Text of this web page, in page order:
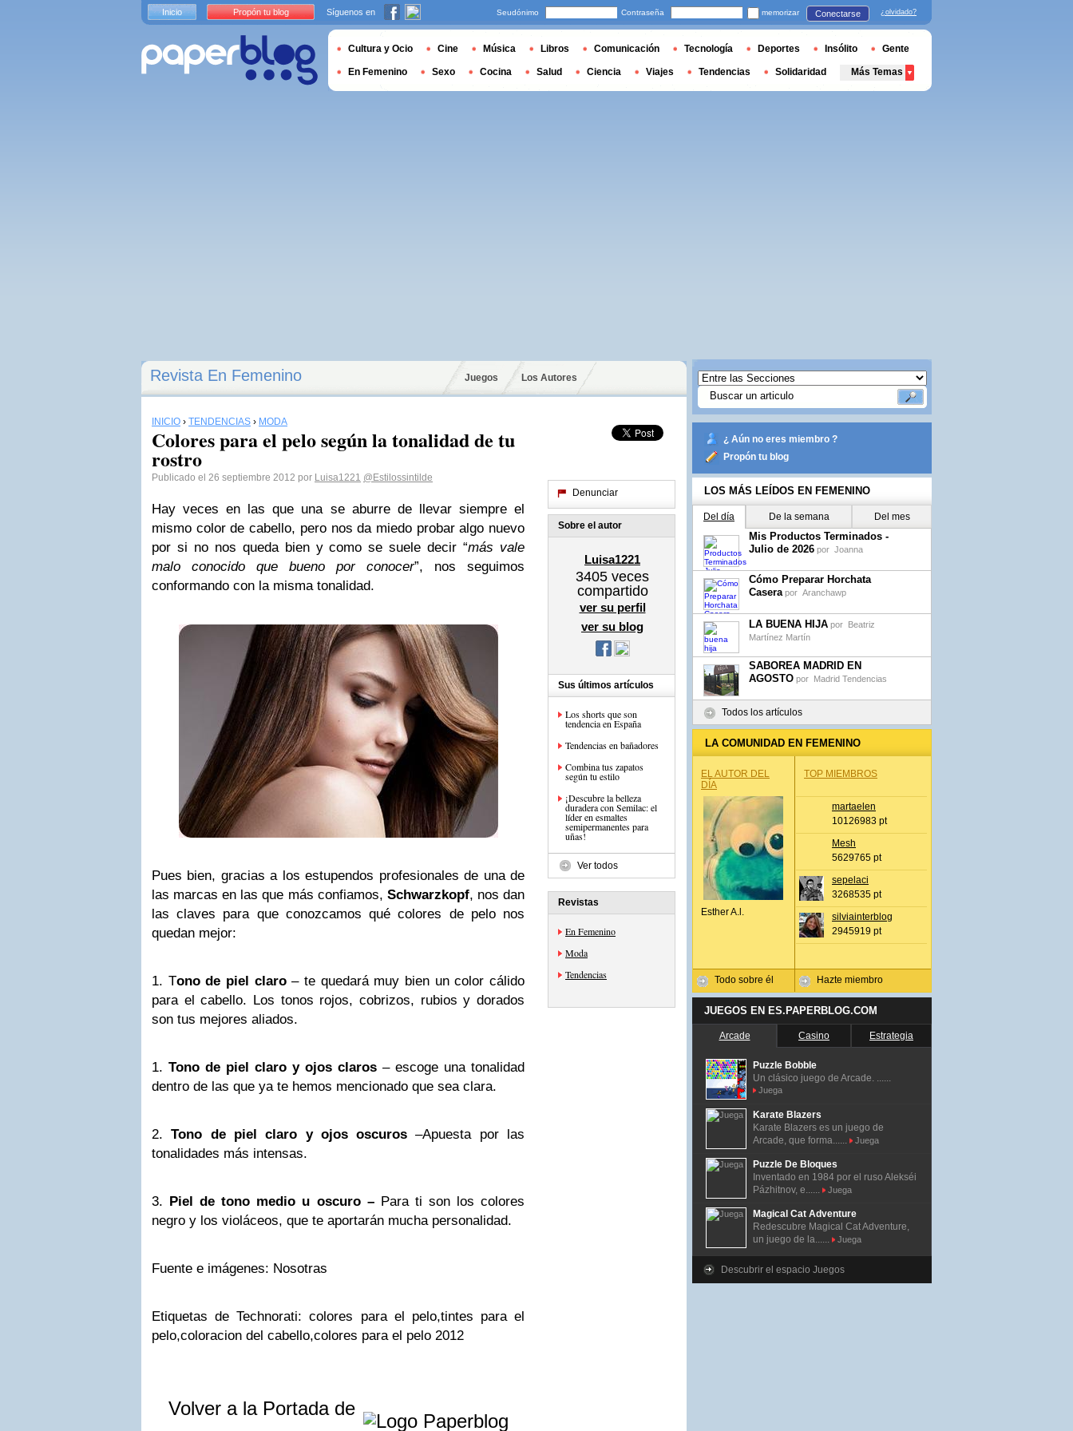
Revista En Femenino Juegos Los Autores
INICIO › TENDENCIAS › MODA
Colores para el pelo según la tonalidad de tu
rostro
Publicado el 26 septiembre 2012 por Luisa1221 @Estilossintilde
Hay veces en las que una se aburre de llevar siempre el
mismo color de cabello, pero nos da miedo probar algo nuevo
por si no nos queda bien y como se suele decir “más vale
malo conocido que bueno por conocer”, nos seguimos
conformando con la misma tonalidad.
Pues bien, gracias a los estupendos profesionales de una de
las marcas en las que más confiamos, Schwarzkopf, nos dan
las claves para que conozcamos qué colores de pelo nos
quedan mejor:
1. Tono de piel claro– te quedará muy bien un color cálido
para el cabello. Los tonos rojos, cobrizos, rubios y dorados
son tus mejores aliados.
1. Tono de piel claro y ojos claros – escoge una tonalidad
dentro de las que ya te hemos mencionado que sea clara.
2.Tono de piel claro y ojos oscuros –Apuesta por las
tonalidades más intensas.
3. Piel de tono medio u oscuro –Para ti son los colores
negro y los violáceos, que te aportarán mucha personalidad.
Fuente e imágenes: Nosotras
Etiquetas de Technorati: colores para el pelo,tintes para el
pelo,coloracion del cabello,colores para el pelo 2012
Volver a la Portada de
Denunciar
Sobre el autor
Luisa1221
3405 veces
compartido
ver su perfil
ver su blog
Sus últimos artículos
Los shorts que son
tendencia en España
Tendencias en bañadores
Combina tus zapatos
según tu estilo
¡Descubre la belleza
duradera con Semilac: el
líder en esmaltes
semipermanentes para
uñas!
Ver todos
Revistas
En Femenino
Moda
Tendencias
¿ Aún no eres miembro ?
Propón tu blog
LOS MÁS LEÍDOS EN FEMENINO
Del día De la semana Del mes
Mis Productos Terminados -
Julio de 2026 por Joanna
Cómo Preparar Horchata
Casera por Aranchawp
LA BUENA HIJA por Beatriz
Martínez Martín
SABOREA MADRID EN
AGOSTO por Madrid Tendencias
Todos los artículos
LA COMUNIDAD EN FEMENINO
EL AUTOR DEL
DÍA
Esther A.l.
Todo sobre él
TOP MIEMBROS
martaelen
10126983 pt
Mesh
5629765 pt
sepelaci
3268535 pt
silviainterblog
2945919 pt
Hazte miembro
JUEGOS EN ES.PAPERBLOG.COM
Arcade Casino Estrategia
Puzzle Bobble
Un clásico juego de Arcade. ......
Juega
Karate Blazers
Karate Blazers es un juego de
Arcade, que forma......
Juega
Puzzle De Bloques
Inventado en 1984 por el ruso Alekséi
Pázhitnov, e......
Juega
Magical Cat Adventure
Redescubre Magical Cat Adventure,
un juego de la......
Juega
Descubrir el espacio Juegos
Inicio Propón tu blog Síguenos en Seudónimo Contraseña memorizar Conectarse ¿olvidado?
Cultura y Ocio Cine Música Libros Comunicación Tecnología Deportes Insólito Gente
En Femenino Sexo Cocina Salud Ciencia Viajes Tendencias Solidaridad Más Temas